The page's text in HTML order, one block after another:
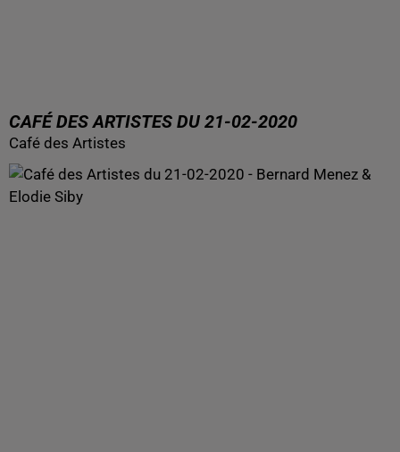
CAFÉ DES ARTISTES DU 21-02-2020
Café des Artistes